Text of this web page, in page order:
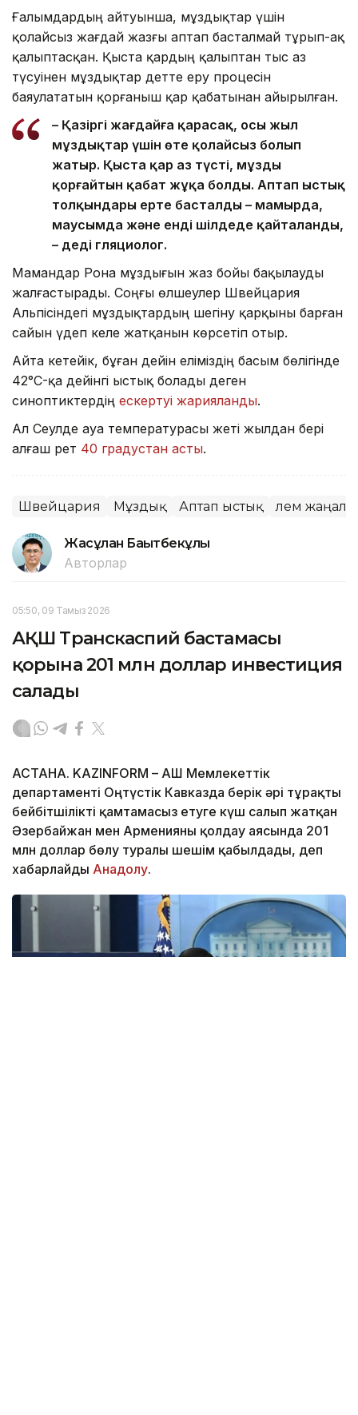
Ғалымдардың айтуынша, мұздықтар үшін
қолайсыз жағдай жазғы аптап басталмай тұрып-ақ
қалыптасқан. Қыста қардың қалыптан тыс аз
түсуінен мұздықтар әдетте еру процесін
баяулататын қорғаныш қар қабатынан айырылған.
– Қазіргі жағдайға қарасақ, осы жыл
мұздықтар үшін өте қолайсыз болып
жатыр. Қыста қар аз түсті, мұзды
қорғайтын қабат жұқа болды. Аптап ыстық
толқындары ерте басталды – мамырда,
маусымда және енді шілдеде қайталанды,
– деді гляциолог.
Мамандар Рона мұздығын жаз бойы бақылауды
жалғастырады. Соңғы өлшеулер Швейцария
Альпісіндегі мұздықтардың шегіну қарқыны барған
сайын үдеп келе жатқанын көрсетіп отыр.
Айта кетейік, бұған дейін еліміздің басым бөлігінде
42°C-қа дейінгі ыстық болады деген
синоптиктердің ескертуі жарияланды.
Ал Сеулде ауа температурасы жеті жылдан бері
алғаш рет 40 градустан асты.
Швейцария Мұздық Аптап ыстық Әлем
Жасұлан Бақытбекұлы
Авторлар
05:50, 09 Тамыз 2026
АҚШ Транскаспий бастамасы
қорына 201 млн доллар инвестиция
салады
АСТАНА. KAZINFORM – АҚШ Мемлекеттік
департаменті Оңтүстік Кавказда берік әрі тұрақты
бейбітшілікті қамтамасыз етуге күш салып жатқан
Әзербайжан мен Арменияны қолдау аясында 201
млн доллар бөлу туралы шешім қабылдады, деп
хабарлайды Анадолу.